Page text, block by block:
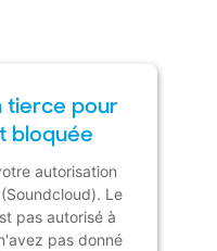
tierce pour
bloquée
autorisation
Le
pas autorisé à
pas donné